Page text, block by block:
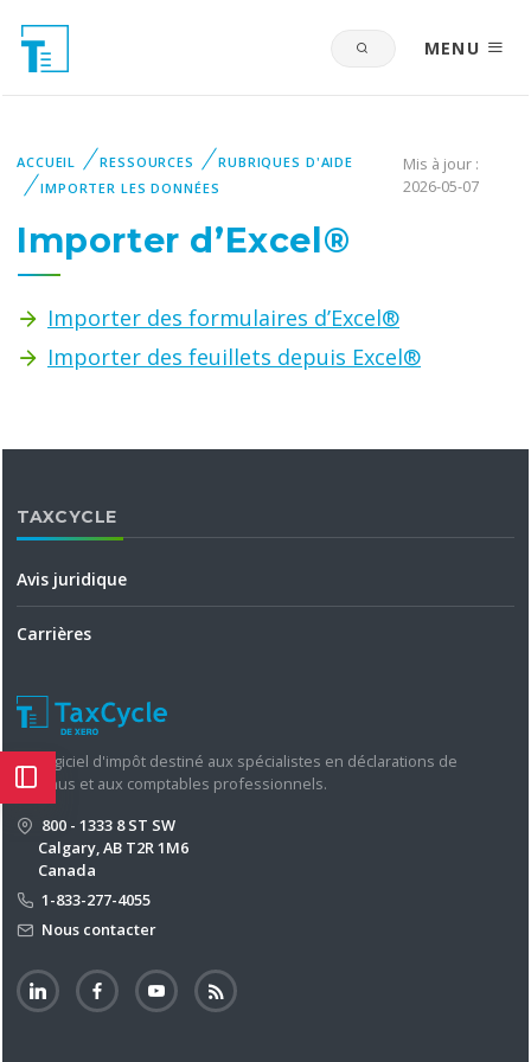
MENU
ACCUEIL RESSOURCES
RUBRIQUES D'AIDE
IMPORTER LES DONNÉES
Mis à jour :
2026-05-07
Importer d’Excel®
Importer des formulaires d’Excel®
Importer des feuillets depuis Excel®
TAXCYCLE
Avis juridique
Carrières
Un logiciel d'impôt destiné aux spécialistes en déclarations de
revenus et aux comptables professionnels.
800 - 1333 8 ST SW
Calgary, AB T2R 1M6
Canada
1-833-277-4055
Nous contacter